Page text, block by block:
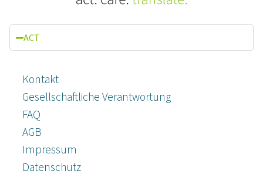
ACT
Kontakt
Gesellschaftliche Verantwortung
FAQ
AGB
Impressum
Datenschutz­